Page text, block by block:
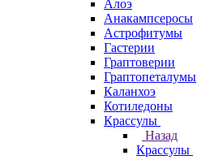
Алоэ
Анакампсеросы
Астрофитумы
Гастерии
Граптоверии
Граптопеталумы
Каланхоэ
Котиледоны
Крассулы
Назад
Крассулы